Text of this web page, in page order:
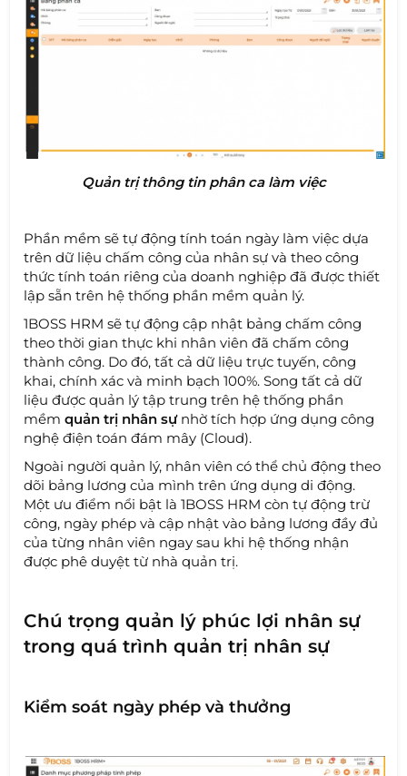
Quản trị thông tin phân ca làm việc
Phần mềm sẽ tự động tính toán ngày làm việc dựa
trên dữ liệu chấm công của nhân sự và theo công
thức tính toán riêng của doanh nghiệp đã được thiết
lập sẵn trên hệ thống phần mềm quản lý.
1BOSS HRM sẽ tự động cập nhật bảng chấm công
theo thời gian thực khi nhân viên đã chấm công
thành công. Do đó, tất cả dữ liệu trực tuyến, công
khai, chính xác và minh bạch 100%. Song tất cả dữ
liệu được quản lý tập trung trên hệ thống phần
mềmquản trị nhân sựnhờ tích hợp ứng dụng công
nghệ điện toán đám mây (Cloud).
Ngoài người quản lý, nhân viên có thể chủ động theo
dõi bảng lương của mình trên ứng dụng di động.
Một ưu điểm nổi bật là 1BOSS HRM còn tự động trừ
công, ngày phép và cập nhật vào bảng lương đầy đủ
của từng nhân viên ngay sau khi hệ thống nhận
được phê duyệt từ nhà quản trị.
Chú trọng quản lý phúc lợi nhân sự
trong quá trình quản trị nhân sự
Kiểm soát ngày phép và thưởng